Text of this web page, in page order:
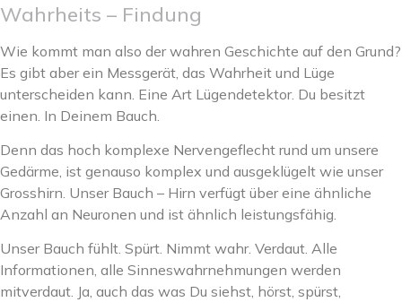
Wahrheits – Findung
Wie kommt man also der wahren Geschichte auf den Grund?
Es gibt aber ein Messgerät, das Wahrheit und Lüge
unterscheiden kann. Eine Art Lügendetektor. Du besitzt
einen. In Deinem Bauch.
Denn das hoch komplexe Nervengeflecht rund um unsere
Gedärme, ist genauso komplex und ausgeklügelt wie unser
Grosshirn. Unser Bauch – Hirn verfügt über eine ähnliche
Anzahl an Neuronen und ist ähnlich leistungsfähig.
Unser Bauch fühlt. Spürt. Nimmt wahr. Verdaut. Alle
Informationen, alle Sinneswahrnehmungen werden
mitverdaut. Ja, auch das was Du siehst, hörst, spürst,